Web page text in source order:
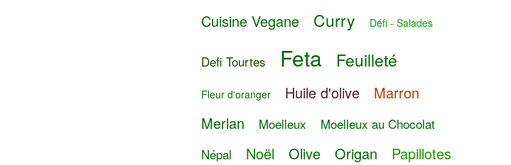
Cuisine Vegane Curry Défi - Salades
Defi Tourtes Feta Feuilleté
Fleur d'oranger Huile d'olive
Marron
Merlan
Moelleux
Moelleux au Chocolat
Népal
Noël Olive Origan
Papillotes